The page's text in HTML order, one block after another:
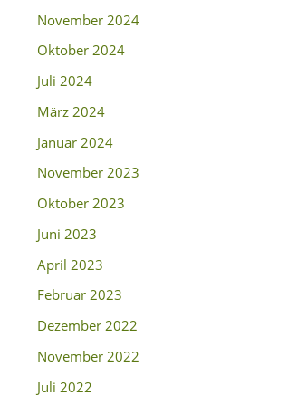
November 2024
Oktober 2024
Juli 2024
März 2024
Januar 2024
November 2023
Oktober 2023
Juni 2023
April 2023
Februar 2023
Dezember 2022
November 2022
Juli 2022